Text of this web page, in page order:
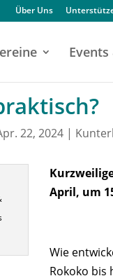
Über Uns
22, 2024|
April, um
Wie
Rokoko bis